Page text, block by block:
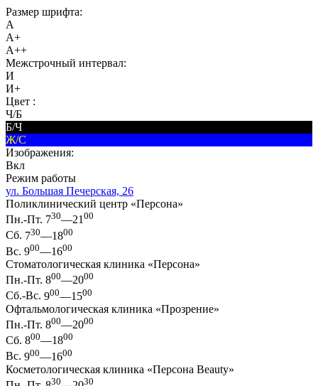
Размер шрифта:
A
A+
A++
Межстрочный интервал:
И
И+
Цвет :
Ч/Б
Б/Ч
Ж/С
Изображения:
Вкл
Режим работы
ул. Большая Печерская, 26
Поликлинический центр «Персона»
Пн.-Пт. 730—21 00
Сб. 730—1800
Вс. 900—1600
Стоматологическая клиника «Персона»
Пн.-Пт. 800—2000
Сб.-Вс. 900—1500
Офтальмологическая клиника «Прозрение»
Пн.-Пт. 800—2000
Сб. 800—1800
Вс. 900—1600
Косметологическая клиника «Персона Beauty»
30 30